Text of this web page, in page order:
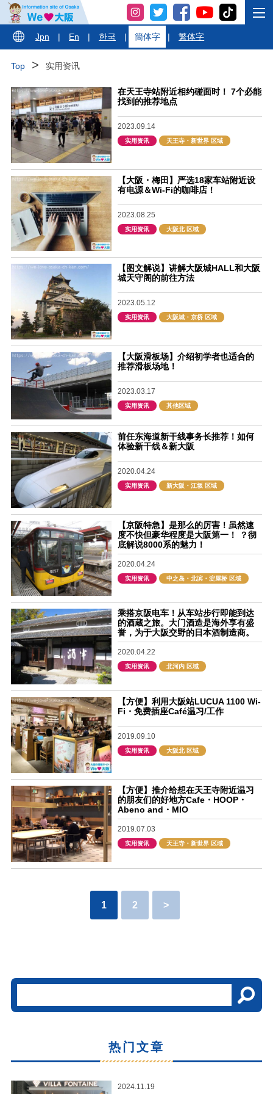
Jpn | En | 한국 | 簡体字 | 繁体字
Top 实用资讯
在天王寺站附近相约碰面时！ 7个必能
找到的推荐地点
2023.09.14
实用资讯 天王寺・新世界 区域
【大阪・梅田】严选18家车站附近设
有电源＆Wi-Fi的咖啡店！
2023.08.25
实用资讯 大阪北 区域
【图文解说】讲解大阪城HALL和大阪
城天守阁的前往方法
2023.05.12
实用资讯 大阪城・京桥 区域
【大阪滑板场】介绍初学者也适合的
推荐滑板场地！
2023.03.17
实用资讯 其他区域
前任东海道新干线事务长推荐！如何
体验新干线＆新大阪
2020.04.24
实用资讯 新大阪・江坂 区域
【京阪特急】是那么的厉害！虽然速
度不快但豪华程度是大阪第一！ ？彻
底解说8000系的魅力！
2020.04.24
实用资讯 中之岛・北滨・淀屋桥 区域
乘搭京阪电车！从车站步行即能到达
的酒蔵之旅。大门酒造是海外享有盛
誉，为于大阪交野的日本酒制造商。
2020.04.22
实用资讯 北河内 区域
【方便】利用大阪站LUCUA 1100 Wi-
Fi・免费插座Café温习/工作
2019.09.10
实用资讯 大阪北 区域
【方便】推介给想在天王寺附近温习
的朋友们的好地方Cafe・HOOP・
Abeno and・MIO
2019.07.03
实用资讯 天王寺・新世界 区域
1 2 >
热门文章
2024.11.19